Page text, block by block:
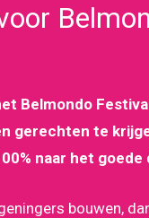
Belmondo
gerechten te
naar het goede
bouwen,